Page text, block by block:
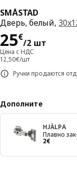
SMÅSTAD
Дверь, белый,
25€
/2 шт
Цена
Цена с НДС
12,50€/шт
Ручки продаются
Дополните
HJÄLPA
Плавно
2€
Цена 2€